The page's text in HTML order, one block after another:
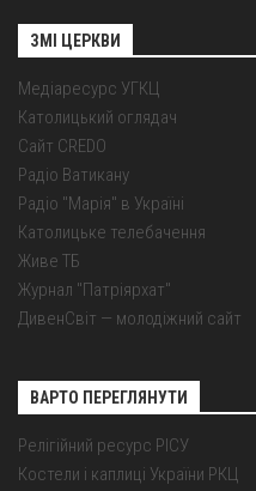
ЗМІ ЦЕРКВИ
Медіаресурс УГКЦ
Католицький оглядач
Сайт CREDO
Радіо Ватикану
Радіо "Марія" в Україні
Католицьке телебачення
Живе ТБ
Журнал "Патріярхат"
ДивенСвіт — молодіжний сайт
ВАРТО ПЕРЕГЛЯНУТИ
Релігійний ресурс РІСУ
Костели і каплиці України РКЦ